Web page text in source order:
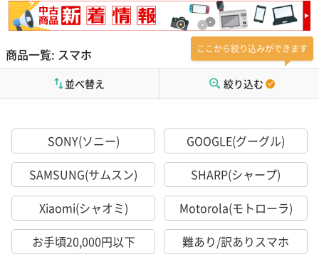
商品一覧: スマホ ここから絞り込みができます
絞り込む
並べ替え
SONY(ソニー)
GOOGLE(グーグル)
SAMSUNG(サムスン)
SHARP(シャープ)
Xiaomi(シャオミ)
Motorola(モトローラ)
お手頃20,000円以下
難あり/訳ありスマホ